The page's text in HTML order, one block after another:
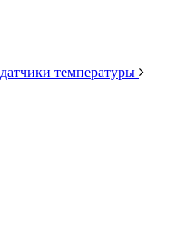
датчики температуры